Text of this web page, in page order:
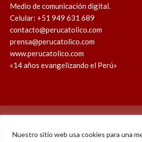
Nuestro sitio web usa cookies para una
Medio de comunicación digital.
Celular: +51 949 631 689
contacto@perucatolico.com
prensa@perucatolico.com
www.perucatolico.com
«14 años evangelizando el Perú»